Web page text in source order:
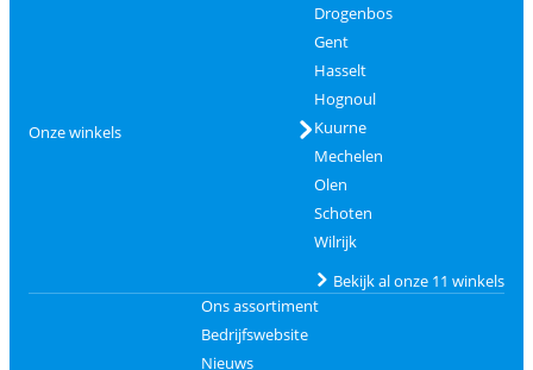
Onze winkels
Drogenbos
Gent
Hasselt
Hognoul
Kuurne
Mechelen
Olen
Schoten
Wilrijk
Bekijk al onze 11 winkels
Ons assortiment
Bedrijfswebsite
Nieuws